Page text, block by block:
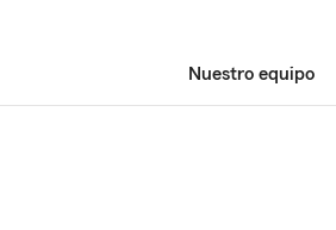
Nuestro equipo